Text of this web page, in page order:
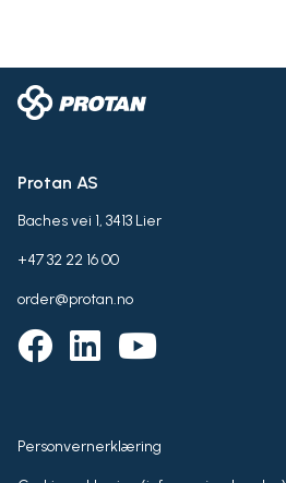
Protan AS
Baches vei 1, 3413 Lier
+47 32 22 16 00
order@protan.no
Personvernerklæring